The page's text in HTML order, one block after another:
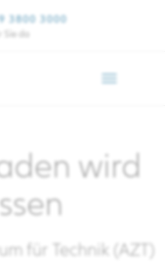
3800 3000
Sie da
wird
für Technik (AZT)